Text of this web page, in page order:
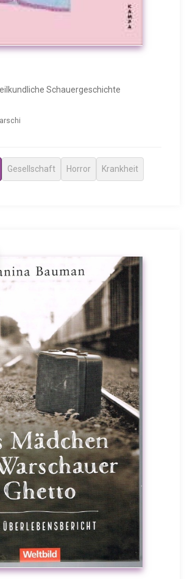
Schauergeschichte
Gesellschaft Horror Krankheit